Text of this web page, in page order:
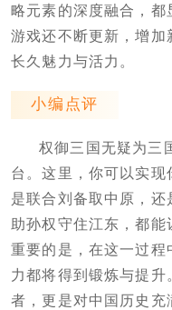
略元素的深度融合，都
游戏还不断更新，增加
长久魅力与活力。
小编点评
权御三国无疑为三
台。这里，你可以实
是联合刘备取中原，
助孙权守住江东，都
重要的是，在这一过程
力都将得到锻炼与提
者，更是对中国历史充